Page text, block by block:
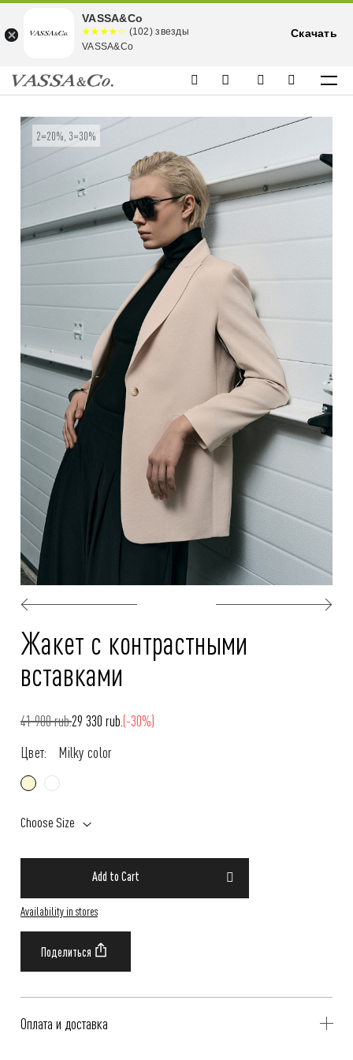
2=20%, 3=30%
Жакет с контрастными
вставками
41 900 rub.29 330 rub.(-30%)
Цвет:
Milky color
Choose Size
Add to Cart
Availability in stores
Оплата и доставка
VASSA&Co
☆☆☆☆☆
★★★★
★
(102) звезды
VASSA&Co
Скачать